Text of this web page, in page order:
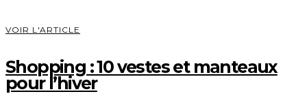
VOIR L'ARTICLE
Shopping : 10 vestes et manteaux
pour l’hiver